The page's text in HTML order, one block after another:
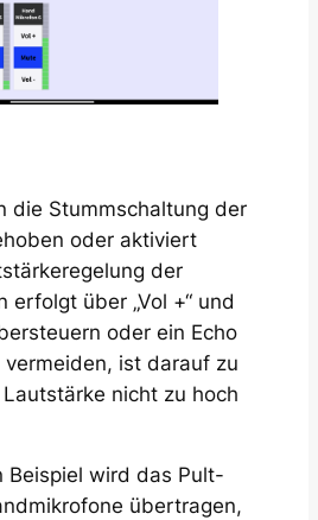
die Stummschaltung der
oder aktiviert
der
erfolgt über „Vol +“ und
oder ein Echo
ist darauf zu
nicht zu hoch
Beispiel wird das Pult-
übertragen,